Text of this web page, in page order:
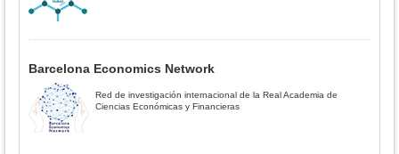
Barcelona Economics Network
Red de investigación internacional de la Real Academia de
Ciencias Económicas y Financieras